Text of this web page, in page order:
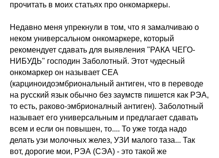
прочитать в моих статьях про онкомаркеры.
Недавно меня упрекнули в том, что я замалчиваю о
неком универсальном онкомаркере, который
рекомендует сдавать для выявления "РАКА ЧЕГО-
НИБУДЬ" господин Заболотный. Этот чудесный
онкомаркер он называет СЕА
(карциноидоэмбриональный антиген, что в переводе
на русский язык обычно без заумств пишется как РЭА,
то есть, раково-эмбрионалный антиген). Заболотный
называет его универсальным и предлагает сдавать
всем и если он повышен, то.... То уже тогда надо
делать узи молочных желез, УЗИ малого таза... Так
вот, дорогие мои, РЭА (СЭА) - это такой же